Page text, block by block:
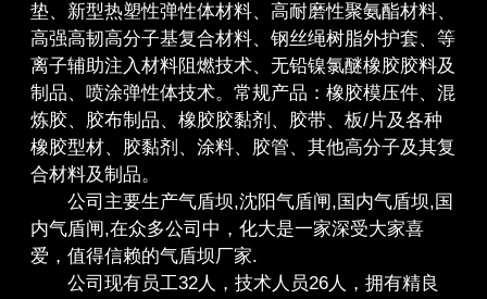
垫、新型热塑性弹性体材料、高耐磨性聚氨酯材料、
高强高韧高分子基复合材料、钢丝绳树脂外护套、等
离子辅助注入材料阻燃技术、无铅镍氯醚橡胶胶料及
制品、喷涂弹性体技术。常规产品：橡胶模压件、混
炼胶、胶布制品、橡胶胶黏剂、胶带、板/片及各种
橡胶型材、胶黏剂、涂料、胶管、其他高分子及其复
合材料及制品。
公司主要生产气盾坝,沈阳气盾闸,国内气盾坝,国
内气盾闸,在众多公司中，化大是一家深受大家喜
爱，值得信赖的气盾坝厂家.
公司现有员工32人，技术人员26人，拥有精良